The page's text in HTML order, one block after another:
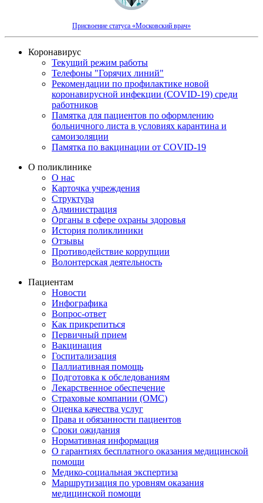
Присвоение статуса «Московский врач»
Коронавирус
Текущий режим работы
Телефоны "Горячих линий"
Рекомендации по профилактике новой
коронавирусной инфекции (COVID-19) среди
работников
Памятка для пациентов по оформлению
больничного листа в условиях карантина и
самоизоляции
Памятка по вакцинации от COVID-19
О поликлинике
О нас
Карточка учреждения
Структура
Администрация
Органы в сфере охраны здоровья
История поликлиники
Отзывы
Противодействие коррупции
Волонтерская деятельность
Пациентам
Новости
Инфографика
Вопрос-ответ
Как прикрепиться
Первичный прием
Вакцинация
Госпитализация
Паллиативная помощь
Подготовка к обследованиям
Лекарственное обеспечение
Страховые компании (ОМС)
Оценка качества услуг
Права и обязанности пациентов
Сроки ожидания
Нормативная информация
О гарантиях бесплатного оказания медицинской
помощи
Медико-социальная экспертиза
Маршрутизация по уровням оказания
медицинской помощи